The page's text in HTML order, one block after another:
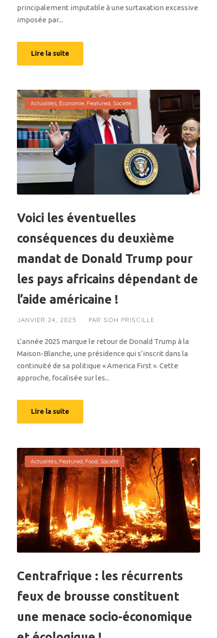
principalement imputable à une surtaxation excessive
imposée par...
Lire la suite
Actualités, Économie, Featured, Société
Voici les éventuelles
conséquences du deuxième
mandat de Donald Trump pour
les pays africains dépendant de
l’aide américaine !
JANVIER 24, 2025 PAR SOH PRISCILLE
L’année 2025 marque le retour de Donald Trump à la
Maison-Blanche, une présidence qui s’inscrit dans la
continuité de sa politique « America First ». Cette
approche, focalisée sur les...
Lire la suite
Actualités, Featured, Food, Société
Centrafrique : les récurrents
feux de brousse constituent
une menace socio-économique